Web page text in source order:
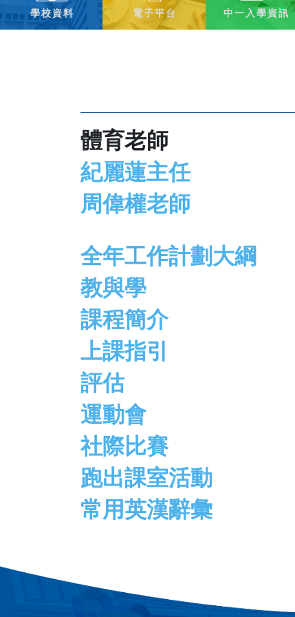
學校資料 電子平台 中一入學資訊
體育老師
紀麗蓮主任
周偉權老師
全年工作計劃大綱
教與學
課程簡介
上課指引
評估
運動會
社際比賽
跑出課室活動
常用英漢辭彙